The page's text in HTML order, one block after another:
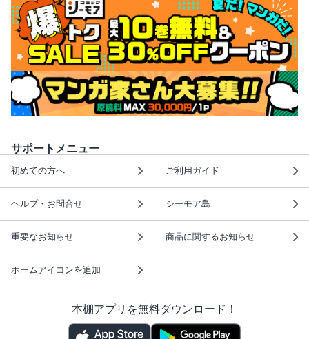
サポートメニュー
初めての方へ ご利用ガイド
ヘルプ・お問合せ シーモア島
重要なお知らせ 商品に関するお知らせ
ホームアイコンを追加
本棚アプリを無料ダウンロード！